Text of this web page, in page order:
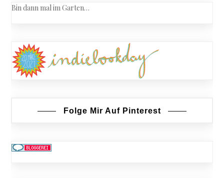
Bin dann mal im Garten…
Folge Mir Auf Pinterest